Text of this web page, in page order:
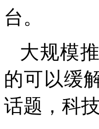
台。
大规模
的可以缓
话题，科